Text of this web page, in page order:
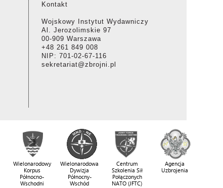
Kontakt
Wojskowy Instytut Wydawniczy
Al. Jerozolimskie 97
00-909 Warszawa
+48 261 849 008
NIP: 701-02-67-116
sekretariat@zbrojni.pl
Wielonarodowy
Korpus
Północno-
Wschodni
Wielonarodowa
Dywizja
Północny-
Wschód
Centrum
Szkolenia Sił
Połączonych
NATO (JFTC)
Agencja
Uzbrojenia